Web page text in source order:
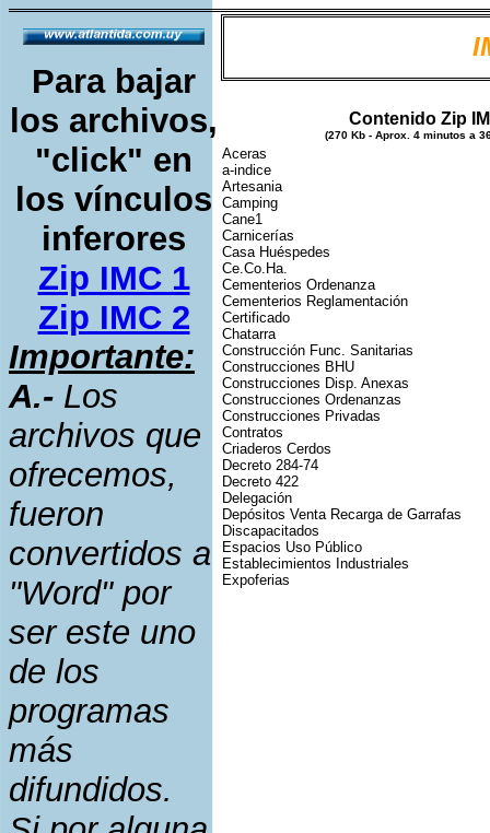
Para bajar
los archivos,
"click" en
los vínculos
inferores
Zip IMC 1
Zip IMC 2
Importante:
A.- Los
archivos que
ofrecemos,
fueron
convertidos a
"Word" por
ser este uno
de los
programas
más
difundidos.
Contenido Zip
(270 Kb - Aprox. 4 minutos a
Aceras
a-indice
Artesania
Camping
Cane1
Carnicerías
Casa Huéspedes
Ce.Co.Ha.
Cementerios Ordenanza
Cementerios Reglamentación
Certificado
Chatarra
Construcción Func. Sanitarias
Construcciones BHU
Construcciones Disp. Anexas
Construcciones Ordenanzas
Construcciones Privadas
Contratos
Criaderos Cerdos
Decreto 284-74
Decreto 422
Delegación
Depósitos Venta Recarga de Garrafas
Discapacitados
Espacios Uso Público
Establecimientos Industriales
Expoferias